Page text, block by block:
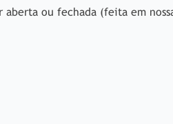
ou fechada (feita em